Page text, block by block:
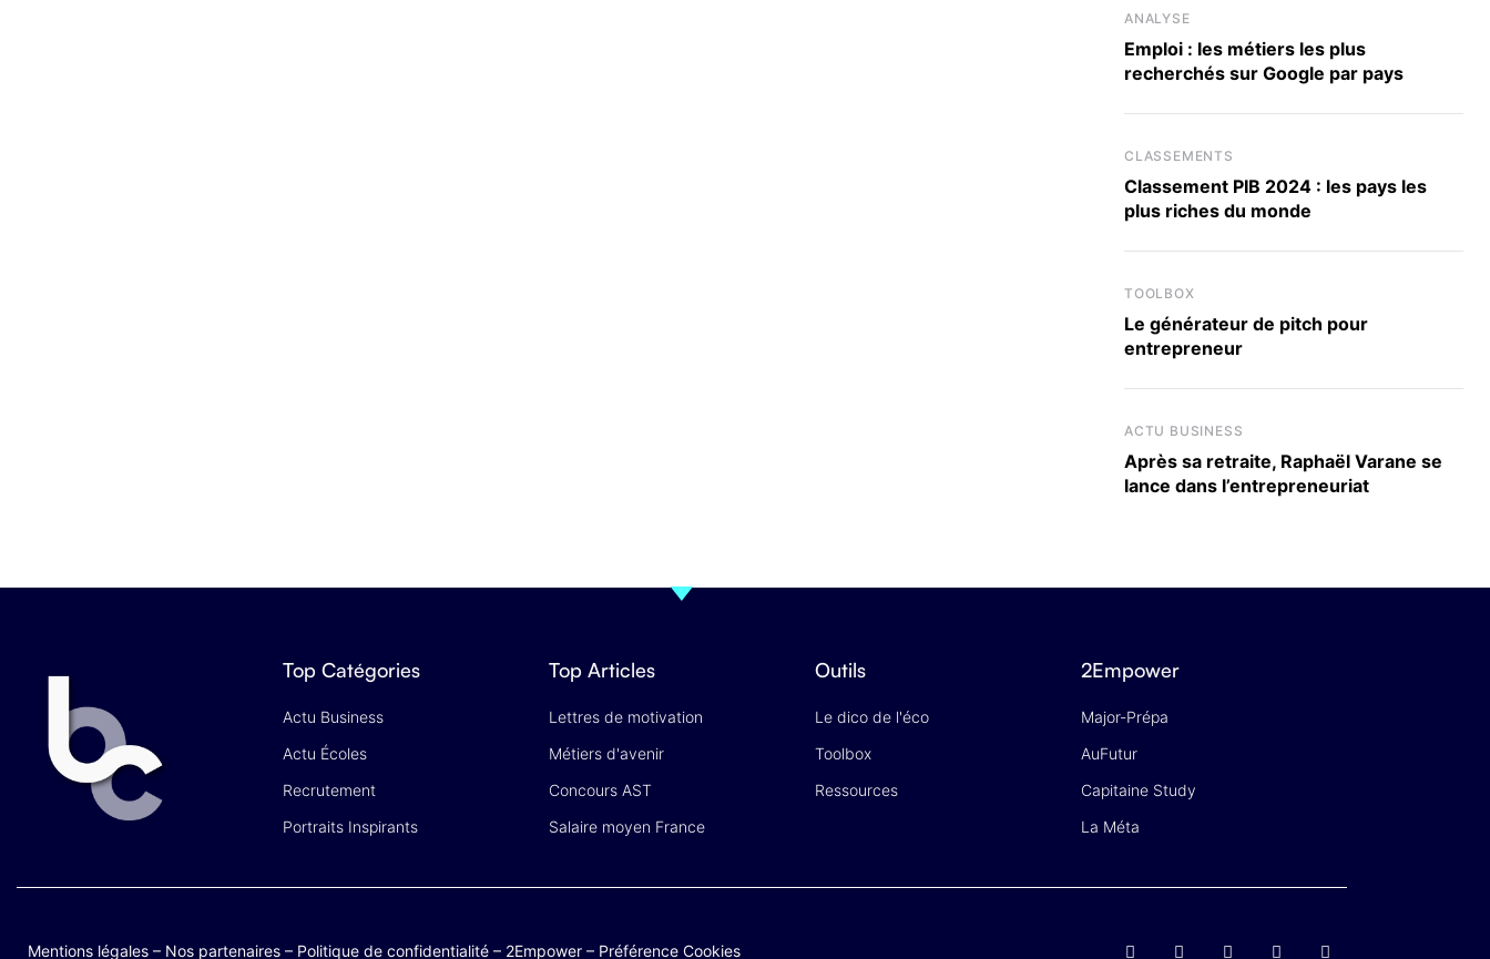
ANALYSE
Emploi : les métiers les plus
recherchés sur Google par pays
CLASSEMENTS
Classement PIB 2024 : les pays les
plus riches du monde
TOOLBOX
Le générateur de pitch pour
entrepreneur
ACTU BUSINESS
Après sa retraite, Raphaël Varane se
lance dans l’entrepreneuriat
Top Catégories
Actu Business
Actu Écoles
Recrutement
Portraits Inspirants
Top Articles
Lettres de motivation
Métiers d'avenir
Concours AST
Salaire moyen France
Outils
Le dico de l'éco
Toolbox
Ressources
2Empower
Major-Prépa
AuFutur
Capitaine Study
La Méta
Mentions légales – Nos partenaires – Politique de confidentialité – 2Empower – Préférence Cookies